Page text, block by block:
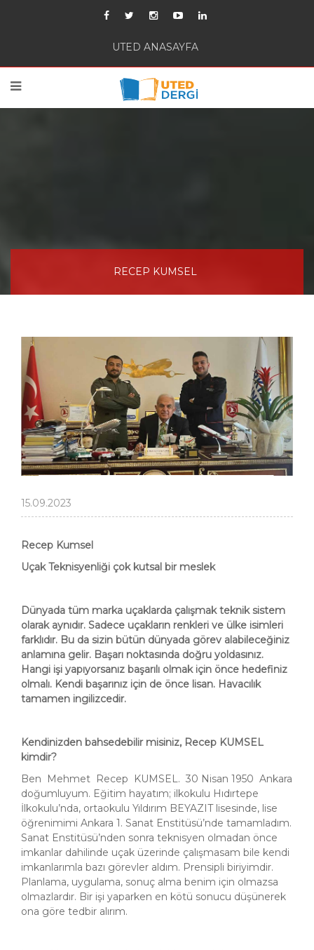
UTED ANASAYFA
RECEP KUMSEL
15.09.2023
Recep Kumsel
Uçak Teknisyenliği çok kutsal bir meslek
Dünyada tüm marka uçaklarda çalışmak teknik sistem
olarak aynıdır. Sadece uçakların renkleri ve ülke isimleri
farklıdır. Bu da sizin bütün dünyada görev alabileceğiniz
anlamına gelir. Başarı noktasında doğru yoldasınız.
Hangi işi yapıyorsanız başarılı olmak için önce hedefiniz
olmalı. Kendi başarınız için de önce lisan. Havacılık
tamamen ingilizcedir.
Kendinizden bahsedebilir misiniz, Recep KUMSEL
kimdir?
Ben Mehmet Recep KUMSEL. 30 Nisan 1950 Ankara
doğumluyum. Eğitim hayatım; ilkokulu Hıdırtepe
İlkokulu’nda, ortaokulu Yıldırım BEYAZIT lisesinde, lise
öğrenimimi Ankara 1. Sanat Enstitüsü’nde tamamladım.
Sanat Enstitüsü’nden sonra teknisyen olmadan önce
imkanlar dahilinde uçak üzerinde çalışmasam bile kendi
imkanlarımla bazı görevler aldım. Prensipli biriyimdir.
Planlama, uygulama, sonuç alma benim için olmazsa
olmazlardır. Bir işi yaparken en kötü sonucu düşünerek
ona göre tedbir alırım.